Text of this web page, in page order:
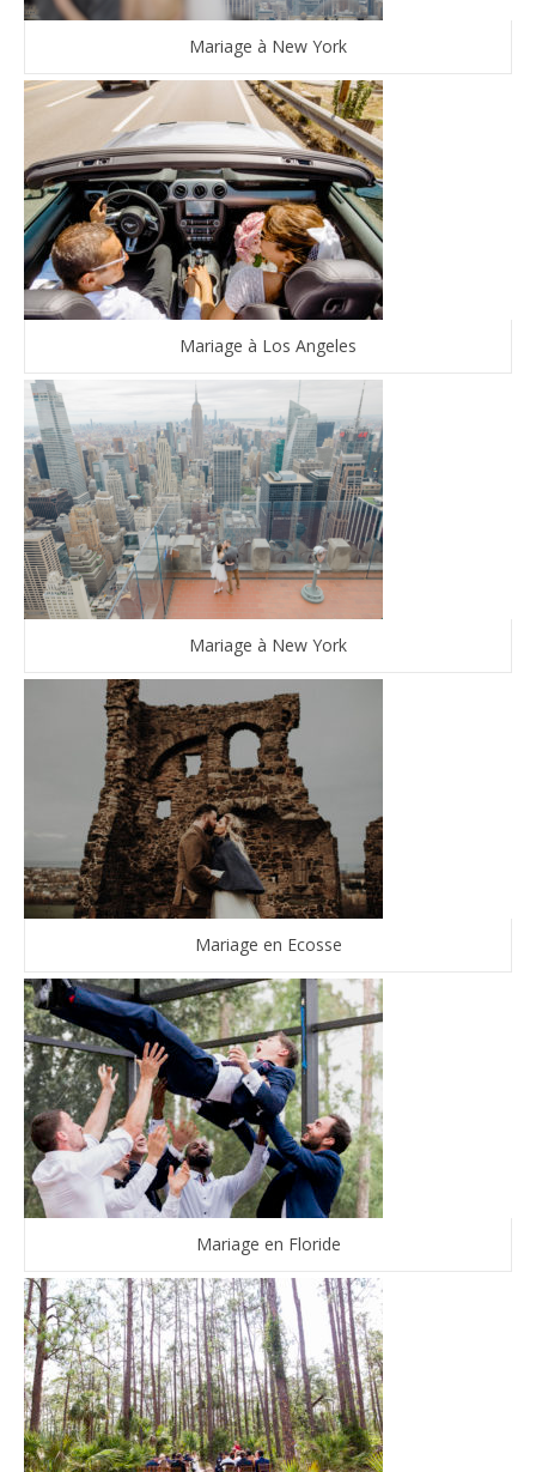
Mariage à New York
Mariage à Los Angeles
Mariage à New York
Mariage en Ecosse
Mariage en Floride